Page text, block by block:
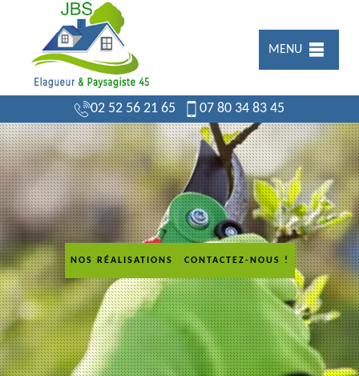
MENU
02 52 56 21 65 07 80 34 83 45
NOS RÉALISATIONS CONTACTEZ-NOUS !